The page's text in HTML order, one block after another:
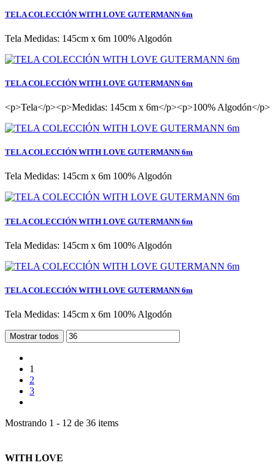
TELA COLECCIÓN WITH LOVE GUTERMANN 6m
Tela Medidas: 145cm x 6m 100% Algodón
TELA COLECCIÓN WITH LOVE GUTERMANN 6m
<p>Tela</p><p>Medidas: 145cm x 6m</p><p>100% Algodón</p>
TELA COLECCIÓN WITH LOVE GUTERMANN 6m
Tela Medidas: 145cm x 6m 100% Algodón
TELA COLECCIÓN WITH LOVE GUTERMANN 6m
Tela Medidas: 145cm x 6m 100% Algodón
TELA COLECCIÓN WITH LOVE GUTERMANN 6m
Tela Medidas: 145cm x 6m 100% Algodón
Mostrar todos
1
2
3
Mostrando 1 - 12 de 36 items
WITH LOVE